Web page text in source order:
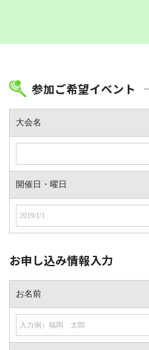
参加ご希望イベント
大会名
開催日・曜日
お申し込み情報入力
お名前